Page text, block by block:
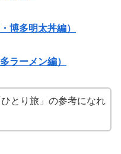
博多明太丼編）
ラーメン編）
とり旅」の参考になれ